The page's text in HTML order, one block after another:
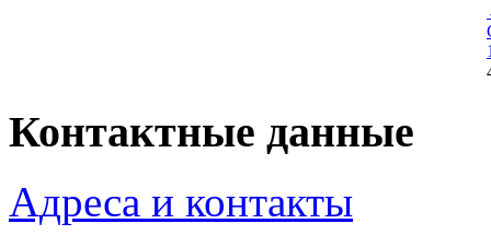
Контактные данные
Адреса и контакты